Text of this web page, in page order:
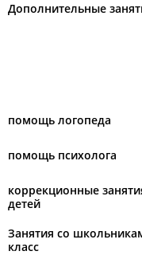
Дополнительные
помощь логопеда
помощь психолога
коррекционные
детей
Занятия со
класс